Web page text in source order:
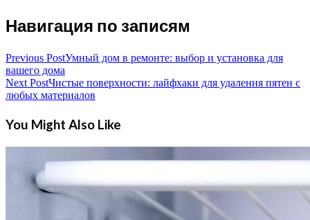
Навигация по записям
Previous PostУмный дом в ремонте: выбор и установка для
вашего дома
Next PostЧистые поверхности: лайфхаки для удаления пятен с
любых материалов
You Might Also Like